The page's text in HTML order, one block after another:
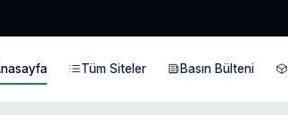
Tüm Siteler Basın Bülteni